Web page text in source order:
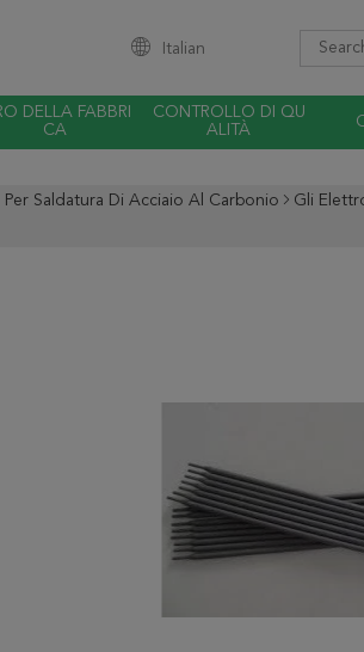
Italian
DELLA FABBRI
CA
CONTROLLO DI QU
ALITÀ
Saldatura Di Acciaio Al Carbonio
Gli